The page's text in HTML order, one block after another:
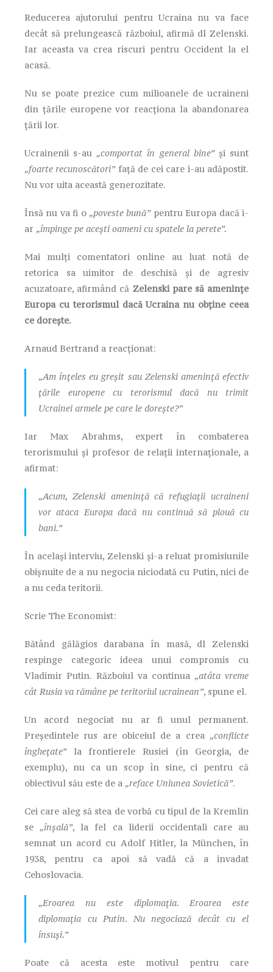
Reducerea ajutorului pentru Ucraina nu va face
decât să prelungească războiul, afirmă dl Zelenski.
Iar aceasta va crea riscuri pentru Occident la el
acasă.
Nu se poate prezice cum milioanele de ucraineni
din țările europene vor reacționa la abandonarea
țării lor.
Ucrainenii s-au „comportat în general bine”și sunt
„foarte recunoscători”față de cei care i-au adăpostit.
Nu vor uita această generozitate.
Însă nu va fi o „poveste bună”pentru Europa dacă i-
ar „împinge pe acești oameni cu spatele la perete”.
Mai mulți comentatori online au luat notă de
retorica sa uimitor de deschisă și de agresiv
acuzatoare, afirmând că Zelenski pare să amenințe
Europa cu terorismul dacă Ucraina nu obține ceea
ce dorește.
Arnaud Bertrand a reacționat:
„Am înțeles eu greșit sau Zelenski amenință efectiv
țările europene cu terorismul dacă nu trimit
Ucrainei armele pe care le dorește?”
Iar Max Abrahms, expert în combaterea
terorismului și profesor de relații internaționale, a
afirmat:
„Acum, Zelenski amenință că refugiații ucraineni
vor ataca Europa dacă nu continuă să plouă cu
bani.”
În același interviu, Zelenski și-a reluat promisiunile
obișnuite de a nu negocia niciodată cu Putin, nici de
a nu ceda teritorii.
Scrie The Economist:
Bătând gălăgios darabana în masă, dl Zelenski
respinge categoric ideea unui compromis cu
Vladimir Putin. Războiul va continua „atâta vreme
cât Rusia va rămâne pe teritoriul ucrainean”, spune el.
Un acord negociat nu ar fi unul permanent.
Președintele rus are obiceiul de a crea „conflicte
înghețate”la frontierele Rusiei (în Georgia, de
exemplu), nu ca un scop în sine, ci pentru că
obiectivul său este de a „reface Uniunea Sovietică”.
Cei care aleg să stea de vorbă cu tipul de la Kremlin
se „înșală”, la fel ca liderii occidentali care au
semnat un acord cu Adolf Hitler, la München, în
1938, pentru ca apoi să vadă că a invadat
Cehoslovacia.
„Eroarea nu este diplomația. Eroarea este
diplomația cu Putin. Nu negociază decât cu el
însuși.”
Poate că acesta este motivul pentru care